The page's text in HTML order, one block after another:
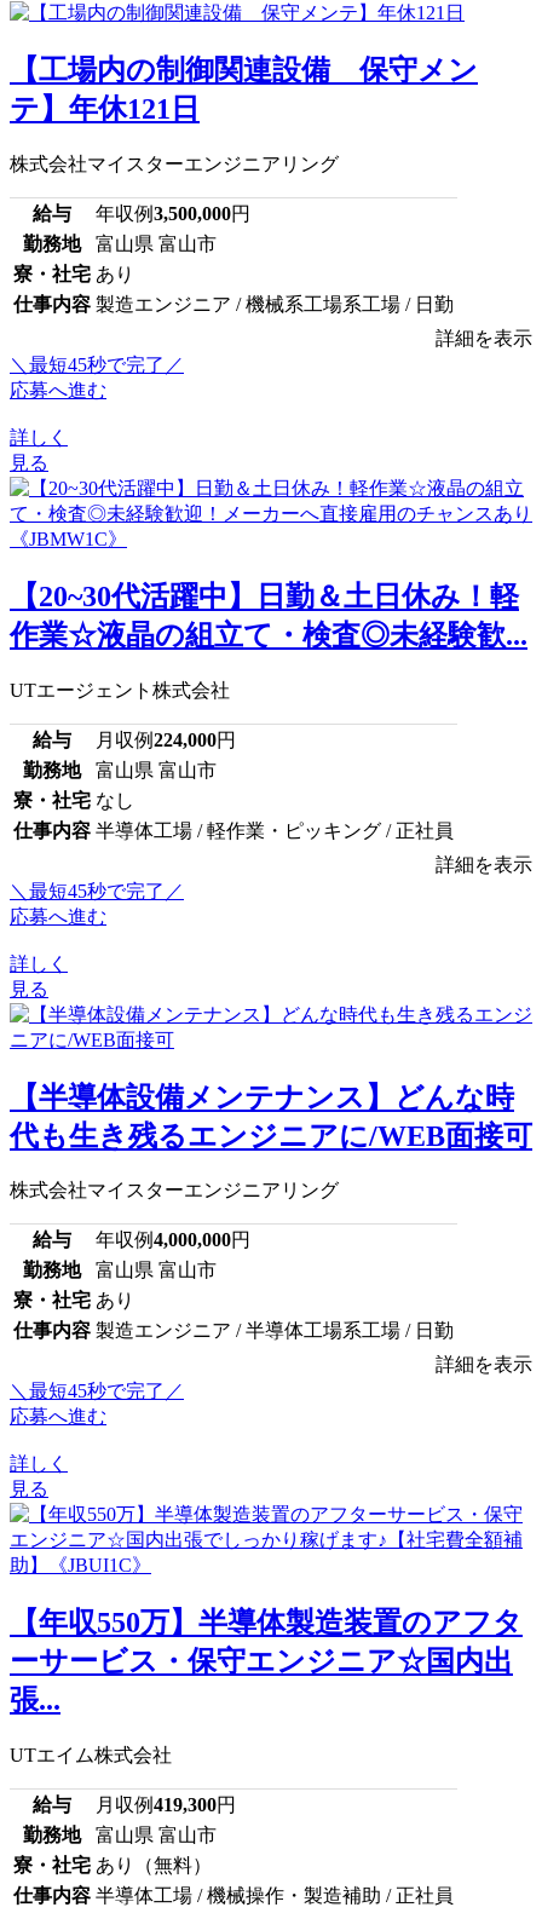
【工場内の制御関連設備 保守メン
テ】年休121日
株式会社マイスターエンジニアリング
給与 年収例3,500,000円
勤務地
富山県 富山市
寮・社宅 あり
仕事内容 製造エンジニア / 機械系工場系工場 / 日勤
詳細を表示
＼最短45秒で完了／
応募へ進む
詳しく
見る
【20~30代活躍中】日勤＆土日休み！軽
作業☆液晶の組立て・検査◎未経験歓...
UTエージェント株式会社
給与 月収例224,000円
勤務地
富山県 富山市
寮・社宅 なし
仕事内容 半導体工場 / 軽作業・ピッキング / 正社員
詳細を表示
＼最短45秒で完了／
応募へ進む
詳しく
見る
【半導体設備メンテナンス】どんな時
代も生き残るエンジニアに/WEB面接可
株式会社マイスターエンジニアリング
給与 年収例4,000,000円
勤務地
富山県 富山市
寮・社宅 あり
仕事内容 製造エンジニア / 半導体工場系工場 / 日勤
詳細を表示
＼最短45秒で完了／
応募へ進む
詳しく
見る
【年収550万】半導体製造装置のアフタ
ーサービス・保守エンジニア☆国内出
張...
UTエイム株式会社
給与 月収例419,300円
勤務地
富山県 富山市
寮・社宅 あり（無料）
仕事内容 半導体工場 / 機械操作・製造補助 / 正社員